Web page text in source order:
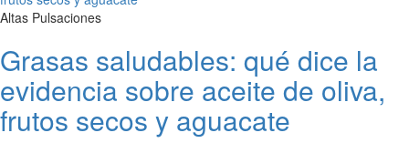
Altas Pulsaciones
Grasas saludables: qué dice la
evidencia sobre aceite de oliva,
frutos secos y aguacate